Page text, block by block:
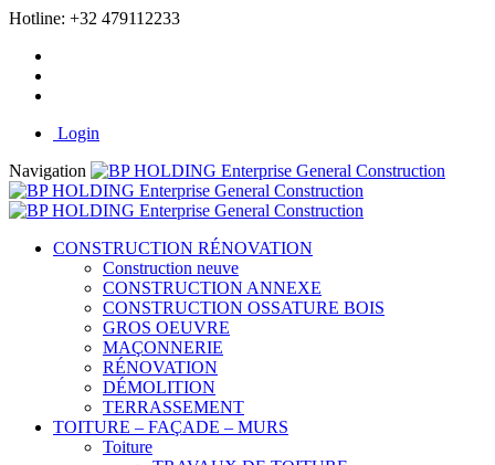
Hotline: +32 479112233
Login
Navigation
CONSTRUCTION RÉNOVATION
Construction neuve
CONSTRUCTION ANNEXE
CONSTRUCTION OSSATURE BOIS
GROS OEUVRE
MAÇONNERIE
RÉNOVATION
DÉMOLITION
TERRASSEMENT
TOITURE – FAÇADE – MURS
Toiture